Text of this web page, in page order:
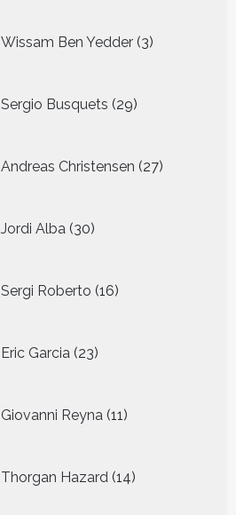
Wissam Ben Yedder 3
producten
Sergio Busquets 29
producten
Andreas Christensen 27
producten
Jordi Alba 30
producten
Sergi Roberto 16
producten
Eric Garcia 23
producten
Giovanni Reyna 11
producten
Thorgan Hazard 14
producten